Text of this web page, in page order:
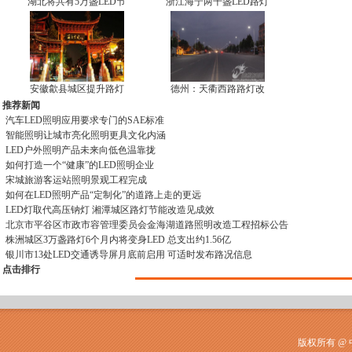
安徽歙县城区提升路灯
德州：天衢西路路灯改
推荐新闻
汽车LED照明应用要求专门的SAE标准
智能照明让城市亮化照明更具文化内涵
LED户外照明产品未来向低色温靠拢
如何打造一个“健康”的LED照明企业
宋城旅游客运站照明景观工程完成
如何在LED照明产品“定制化”的道路上走的更远
LED灯取代高压钠灯 湘潭城区路灯节能改造见成效
北京市平谷区市政市容管理委员会金海湖道路照明改造工程招标公告
株洲城区3万盏路灯6个月内将变身LED 总支出约1.56亿
银川市13处LED交通诱导屏月底前启用 可适时发布路况信息
点击排行
版权所有 @